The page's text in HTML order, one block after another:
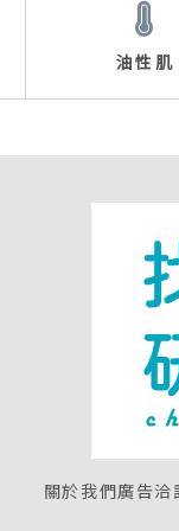
油性肌
關於我們廣告洽